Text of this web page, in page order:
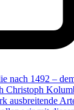
nach 1492 –
Christoph
ausbreitende